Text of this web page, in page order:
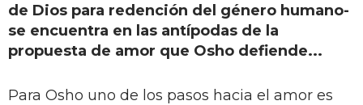
de Dios para redención del género humano-
se encuentra en las antípodas de la
propuesta de amor que Osho defiende...
Para Osho uno de los pasos hacia el amor es